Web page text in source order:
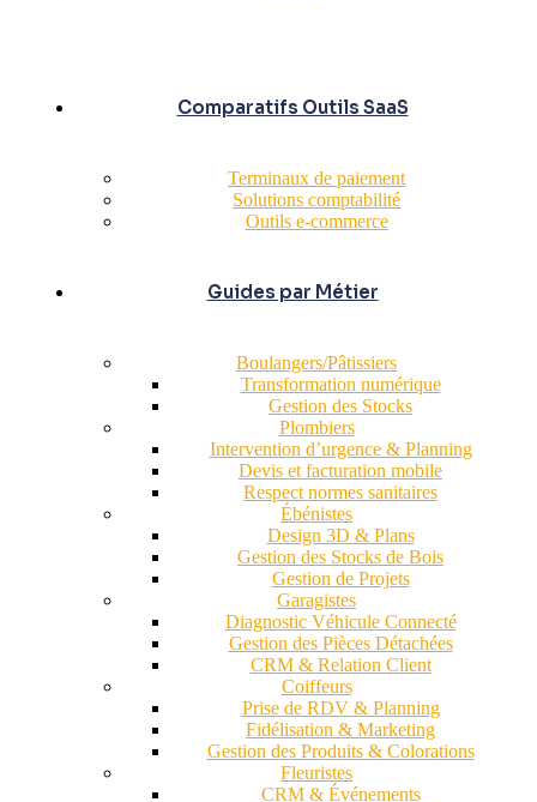
Comparatifs Outils SaaS
Terminaux de paiement
Solutions comptabilité
Outils e-commerce
Guides par Métier
Boulangers/Pâtissiers
Transformation numérique
Gestion des Stocks
Plombiers
Intervention d’urgence & Planning
Devis et facturation mobile
Respect normes sanitaires
Ébénistes
Design 3D & Plans
Gestion des Stocks de Bois
Gestion de Projets
Garagistes
Diagnostic Véhicule Connecté
Gestion des Pièces Détachées
CRM & Relation Client
Coiffeurs
Prise de RDV & Planning
Fidélisation & Marketing
Gestion des Produits & Colorations
Fleuristes
CRM & Événements